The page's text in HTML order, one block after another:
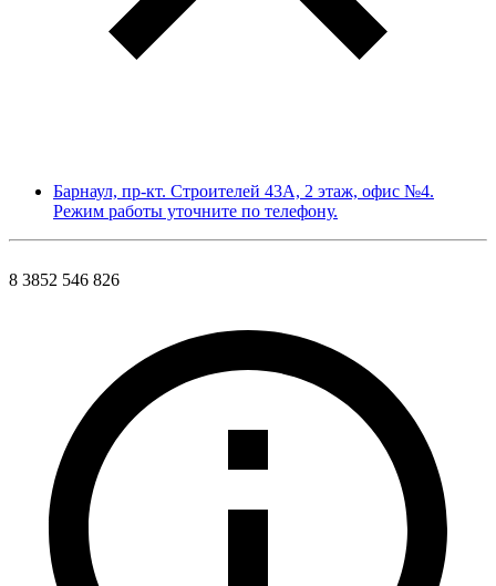
Барнаул, пр-кт. Строителей 43А, 2 этаж, офис №4.
Режим работы уточните по телефону.
8 3852 546 826